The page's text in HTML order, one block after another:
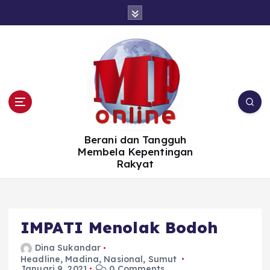
Berani dan Tangguh
Membela Kepentingan
Rakyat
IMPATI Menolak Bodoh
Dina Sukandar
Headline, Madina, Nasional, Sumut